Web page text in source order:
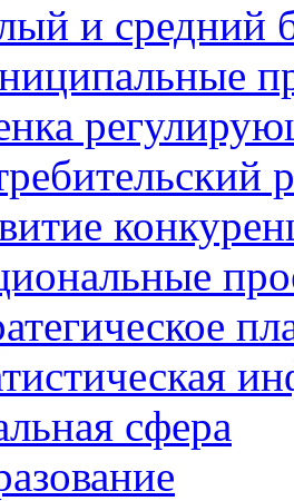
и средний
сфера